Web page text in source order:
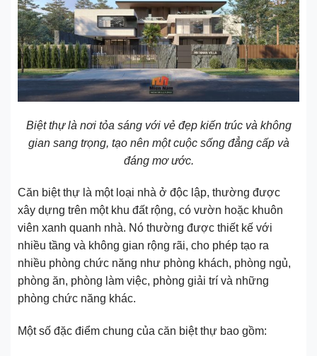
Biệt thự là nơi tỏa sáng với vẻ đẹp kiến trúc và không
gian sang trọng, tạo nên một cuộc sống đẳng cấp và
đáng mơ ước.
Căn biệt thự là một loại nhà ở độc lập, thường được
xây dựng trên một khu đất rộng, có vườn hoặc khuôn
viên xanh quanh nhà. Nó thường được thiết kế với
nhiều tầng và không gian rộng rãi, cho phép tạo ra
nhiều phòng chức năng như phòng khách, phòng ngủ,
phòng ăn, phòng làm việc, phòng giải trí và những
phòng chức năng khác.
Một số đặc điểm chung của căn biệt thự bao gồm: